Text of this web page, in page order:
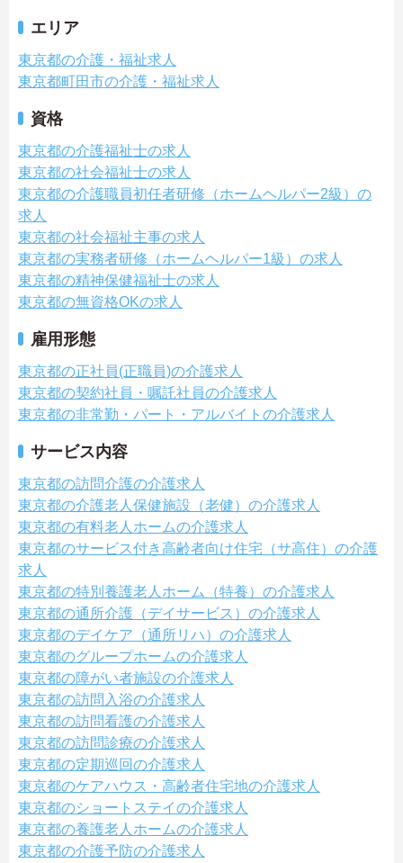
エリア
東京都の介護・福祉求人
東京都町田市の介護・福祉求人
資格
東京都の介護福祉士の求人
東京都の社会福祉士の求人
東京都の介護職員初任者研修（ホームヘルパー2級）の
求人
東京都の社会福祉主事の求人
東京都の実務者研修（ホームヘルパー1級）の求人
東京都の精神保健福祉士の求人
東京都の無資格OKの求人
雇用形態
東京都の正社員(正職員)の介護求人
東京都の契約社員・嘱託社員の介護求人
東京都の非常勤・パート・アルバイトの介護求人
サービス内容
東京都の訪問介護の介護求人
東京都の介護老人保健施設（老健）の介護求人
東京都の有料老人ホームの介護求人
東京都のサービス付き高齢者向け住宅（サ高住）の介護
求人
東京都の特別養護老人ホーム（特養）の介護求人
東京都の通所介護（デイサービス）の介護求人
東京都のデイケア（通所リハ）の介護求人
東京都のグループホームの介護求人
東京都の障がい者施設の介護求人
東京都の訪問入浴の介護求人
東京都の訪問看護の介護求人
東京都の訪問診療の介護求人
東京都の定期巡回の介護求人
東京都のケアハウス・高齢者住宅地の介護求人
東京都のショートステイの介護求人
東京都の養護老人ホームの介護求人
東京都の介護予防の介護求人